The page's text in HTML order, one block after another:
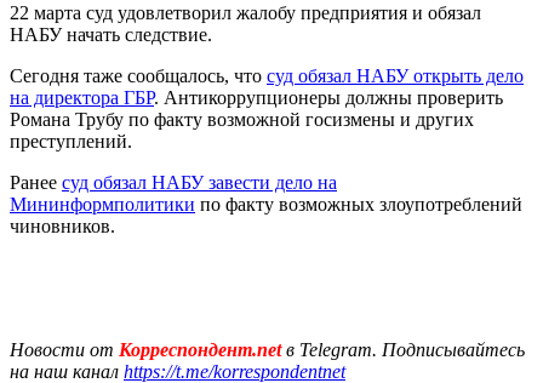
22 марта суд удовлетворил жалобу предприятия и обязал
НАБУ начать следствие.
Сегодня таже сообщалось, что суд обязал НАБУ открыть дело
на директора ГБР. Антикоррупционеры должны проверить
Романа Трубу по факту возможной госизмены и других
преступлений.
Ранее суд обязал НАБУ завести дело на
Мининформполитики по факту возможных злоупотреблений
чиновников.
Новости от Корреспондент.netв Telegram. Подписывайтесь
на наш канал https://t.me/korrespondentnet